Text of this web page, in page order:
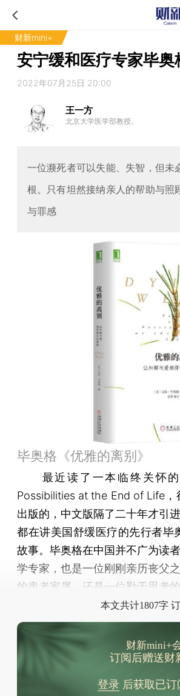
财新mini+
安宁缓和医疗专家毕
2022年07月25日 20:00
王一方
北京大学医学部教授。
一位濒死者可以失能、失智，但未
根。只有坦然接纳亲人的帮助与照
与罪感
毕奥格《优雅的离别》
最近读了一本临终关怀的
Possibilities at the End of Life，
出版的，中文版隔了二十年才引
都在讲美国舒缓医疗的先行者毕
故事。毕奥格在中国并不广为读
学专家，也是一位刚刚亲历丧父
的患者家属，还是一位勤于思考的
本文共计1807字
财新mini+
订阅后赠送财
登录后获取已订